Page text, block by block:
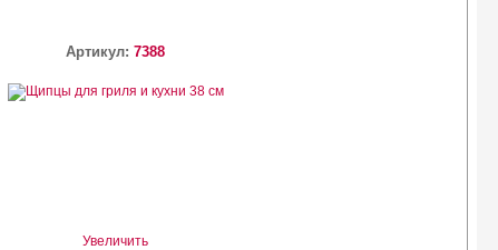
Артикул:7388
Увеличить